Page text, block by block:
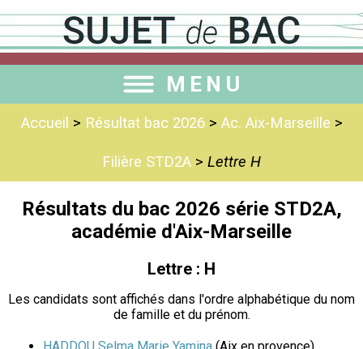
MENU
Accueil > Résultat bac 2026> Ac. Aix-Marseille >
Filière STD2A > Lettre H
Résultats du bac 2026 série STD2A,
académie d'Aix-Marseille
Lettre : H
Les candidats sont affichés dans l'ordre alphabétique du nom
de famille et du prénom.